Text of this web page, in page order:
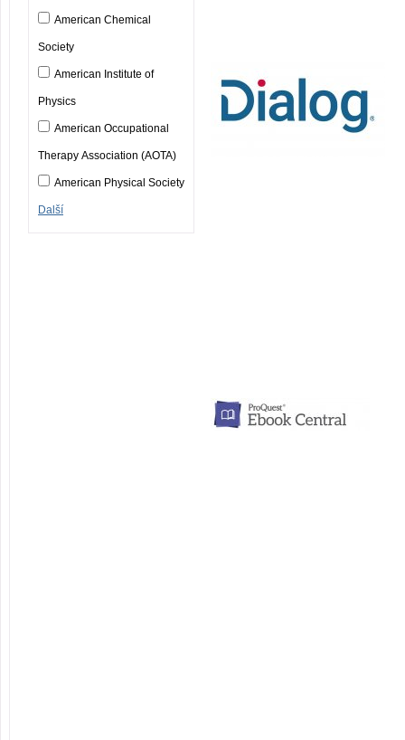
American Chemical
Society
American Institute of
Physics
American Occupational
Therapy Association (AOTA)
American Physical Society
Další